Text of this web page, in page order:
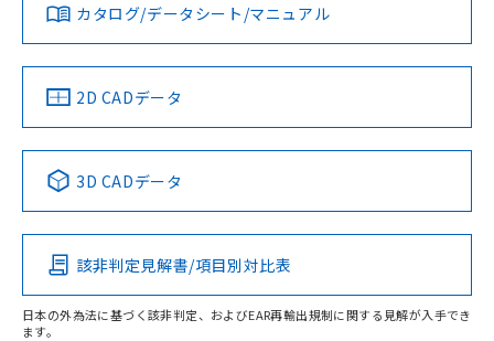
端子配置
みください。
ソフトウェアの使用条件
LR型式承認
（イギリス
船舶規格）
DNV型式承認
（ノルウェー
BV型式承認
（フランス
KR型式
（韓国
No No No No
この製品の規格認証/適合状況ページへ
その他の認証はこちらのページからご検索ください
カタログ/データシート/マニュアル
2D CADデータ
3D CADデータ
該非判定見解書/項目別対比表
日本の外為法に基づく該非判定、およびEAR再輸出規制に関する見解が入手でき
ます。